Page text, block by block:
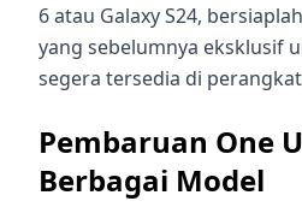
6 atau Galaxy S24,
yang sebelumnya eksklusif
segera tersedia di
Pembaruan One
Berbagai Model